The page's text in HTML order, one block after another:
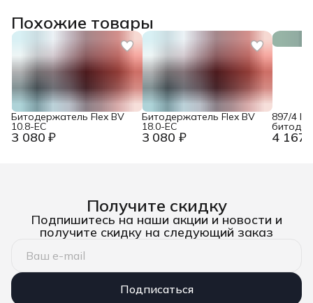
Похожие товары
3 080 ₽
Битодержатель Flex BV
10.8-EC
3 080 ₽
Битодержатель Flex BV
18.0-EC
4 167
897/4
1/
Получите скидку
Подпишитесь на наши акции и новости и
получите скидку на следующий заказ
Подписаться